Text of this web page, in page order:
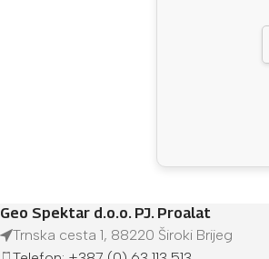
Geo Spektar d.o.o. PJ. Proalat
Trnska cesta 1, 88220 Široki Brijeg